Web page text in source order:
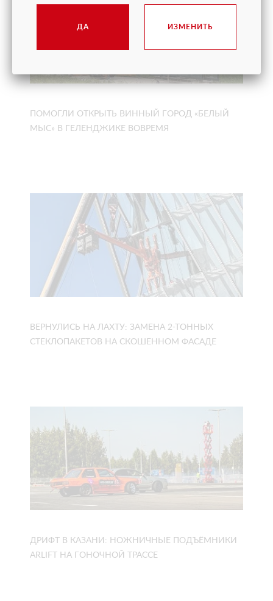
ПОМОГЛИ ОТКРЫТЬ ВИННЫЙ ГОРОД «БЕЛЫЙ
МЫС» В ГЕЛЕНДЖИКЕ ВОВРЕМЯ
ВЕРНУЛИСЬ НА ЛАХТУ: ЗАМЕНА 2-ТОННЫХ
СТЕКЛОПАКЕТОВ НА СКОШЕННОМ ФАСАДЕ
ДРИФТ В КАЗАНИ: НОЖНИЧНЫЕ ПОДЪЁМНИКИ
ARLIFT НА ГОНОЧНОЙ ТРАССЕ
ДА ИЗМЕНИТЬ